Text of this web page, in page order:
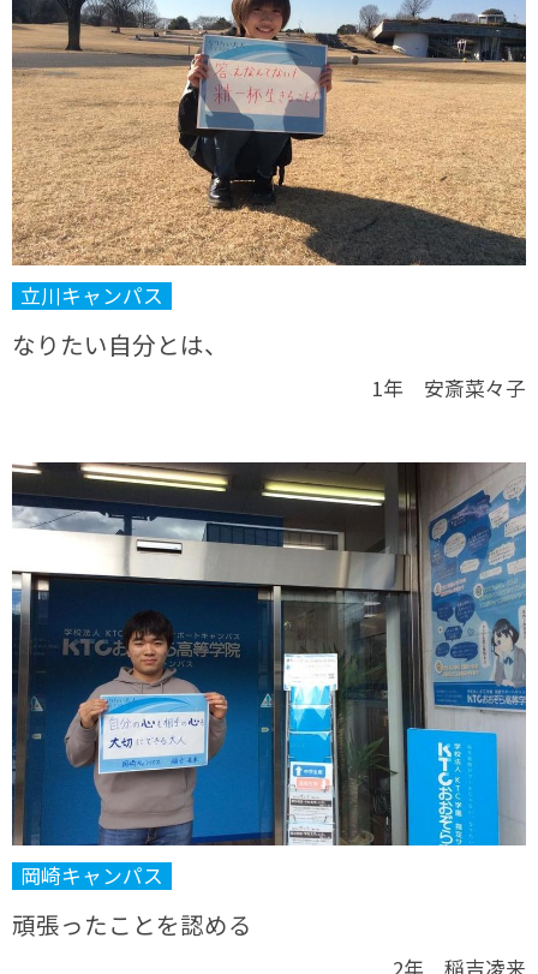
立川キャンパス
なりたい自分とは、
1年 安斎菜々子
岡崎キャンパス
頑張ったことを認める
2年 稲吉凌来